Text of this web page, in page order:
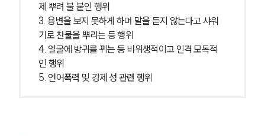
제 뿌려 불 붙인 행위
3. 용변을 보지 못하게 하며 말을 듣지 않는다고 샤워
기로 찬물을 뿌리는 등 행위
4. 얼굴에 방귀를 뀌는 등 비위생적이고 인격 모독적
인 행위
5. 언어폭력 및 강제 성 관련 행위